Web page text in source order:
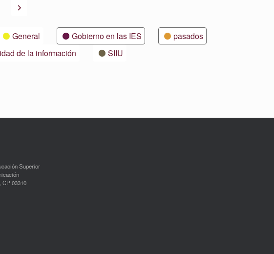
Siguiente
General Gobierno en las IES
pasados
de la información
SIIU
Superior
CP 03310